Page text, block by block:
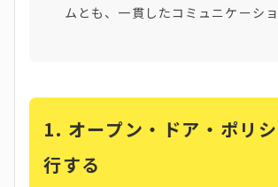
ムとも、一貫したコミュニケーシ
1. オープン・ドア・ポリ
行する